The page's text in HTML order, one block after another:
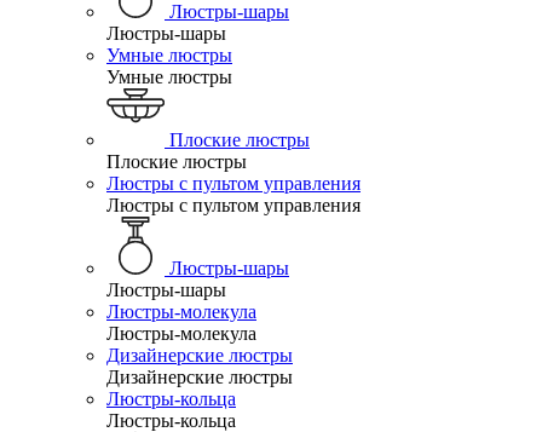
Люстры-шары
Люстры-шары
Умные люстры
Умные люстры
Плоские люстры
Плоские люстры
Люстры с пультом управления
Люстры с пультом управления
Люстры-шары
Люстры-шары
Люстры-молекула
Люстры-молекула
Дизайнерские люстры
Дизайнерские люстры
Люстры-кольца
Люстры-кольца